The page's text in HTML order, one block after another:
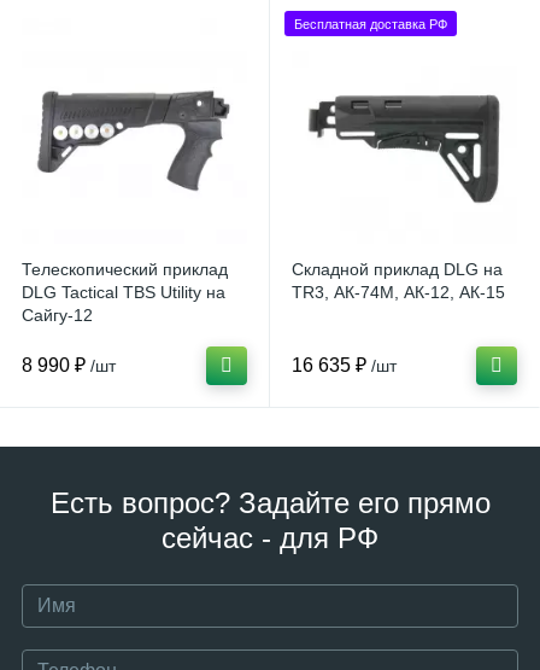
Телескопический приклад
DLG Tactical TBS Utility на
Сайгу-12
8 990 ₽ /шт
Бесплатная доставка РФ
Складной приклад DLG на
TR3, АК-74М, АК-12, АК-15
16 635 ₽ /шт
Есть вопрос? Задайте его прямо
сейчас - для РФ